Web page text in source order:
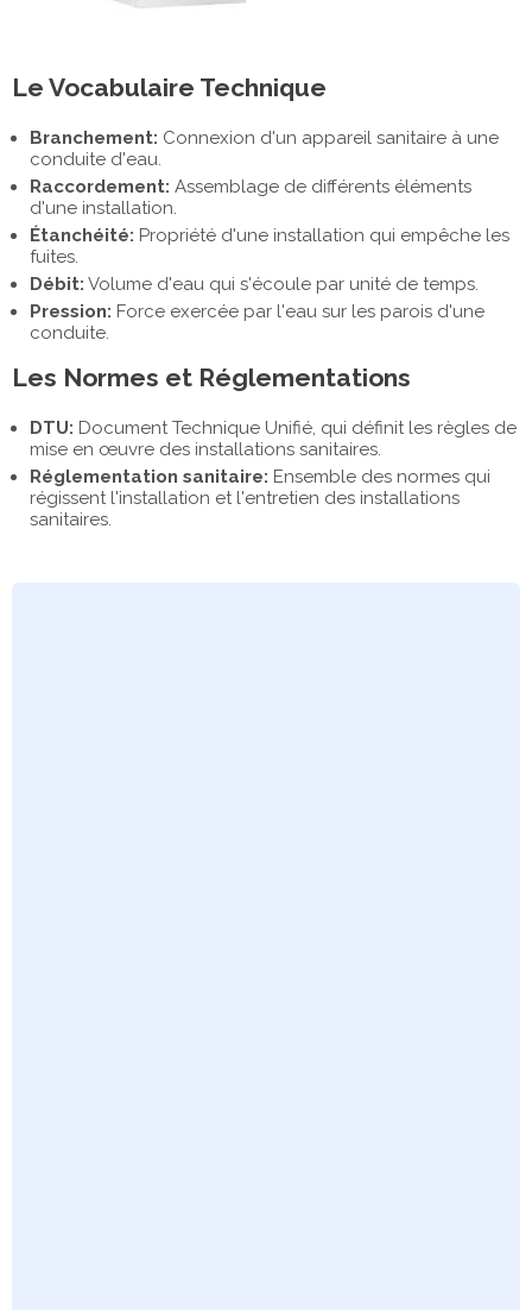
Le Vocabulaire Technique
Branchement: Connexion d'un appareil sanitaire à une
conduite d'eau.
Raccordement: Assemblage de différents éléments
d'une installation.
Étanchéité: Propriété d'une installation qui empêche les
fuites.
Débit: Volume d'eau qui s'écoule par unité de temps.
Pression: Force exercée par l'eau sur les parois d'une
conduite.
Les Normes et Réglementations
DTU: Document Technique Unifié, qui définit les règles de
mise en œuvre des installations sanitaires.
Réglementation sanitaire: Ensemble des normes qui
régissent l'installation et l'entretien des installations
sanitaires.